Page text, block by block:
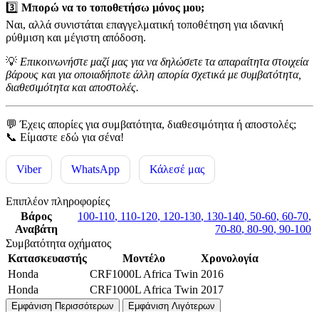
3️⃣ Μπορώ να το τοποθετήσω μόνος μου;
Ναι, αλλά συνιστάται επαγγελματική τοποθέτηση για ιδανική
ρύθμιση και μέγιστη απόδοση.
💡 Επικοινωνήστε μαζί μας για να δηλώσετε τα απαραίτητα στοιχεία
βάρους και για οποιαδήποτε άλλη απορία σχετικά με συμβατότητα,
διαθεσιμότητα και αποστολές.
💬 Έχεις απορίες για συμβατότητα, διαθεσιμότητα ή αποστολές;
📞 Είμαστε εδώ για σένα!
Viber WhatsApp Κάλεσέ μας
Επιπλέον πληροφορίες
Βάρος
Αναβάτη
100-110, 110-120, 120-130, 130-140, 50-60, 60-70,
70-80, 80-90, 90-100
Συμβατότητα οχήματος
Κατασκευαστής
Μοντέλο
Χρονολογία
Honda
CRF1000L Africa Twin 2016
Honda
CRF1000L Africa Twin 2017